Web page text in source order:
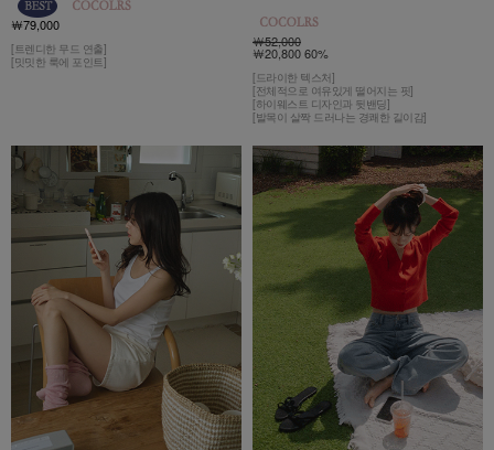
￦79,000
[트렌디한 무드 연출]
[밋밋한 룩에 포인트]
￦52,000
￦20,800 60%
[드라이한 텍스처]
[전체적으로 여유있게 떨어지는 핏]
[하이웨스트 디자인과 뒷밴딩]
[발목이 살짝 드러나는 경쾌한 길이감]